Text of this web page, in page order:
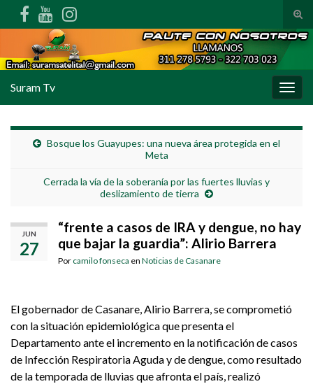
Suram Tv
Bosque los Guayupes: una nueva área protegida en el
Meta
Cerrada la vía de la soberanía por las fuertes lluvias y
deslizamiento de tierra
JUN
27
“frente a casos de IRA y dengue, no hay
que bajar la guardia”: Alirio Barrera
Por camilo fonseca en Noticias de Casanare
El gobernador de Casanare, Alirio Barrera, se comprometió
con la situación epidemiológica que presenta el
Departamento ante el incremento en la notificación de casos
de Infección Respiratoria Aguda y de dengue, como resultado
de la temporada de lluvias que afronta el país, realizó